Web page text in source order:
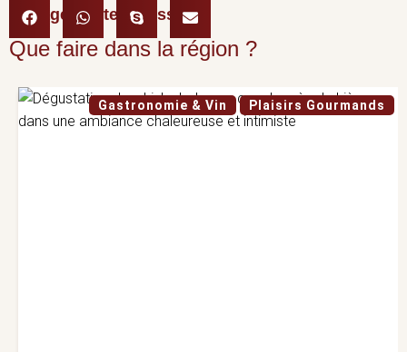
Partager cette adresse :
Que faire dans la région ?
Gastronomie & Vin Plaisirs Gourmands